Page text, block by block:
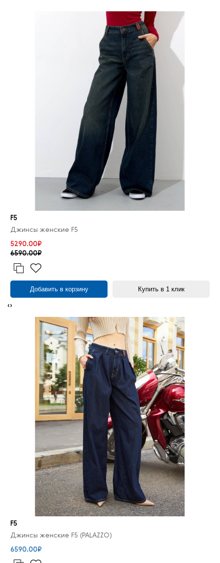
F5
Джинсы женские F5
5290.00₽
6590.00₽
Добавить в корзину Купить в 1 клик
‹›
F5
Джинсы женские F5 (PALAZZO)
6590.00₽